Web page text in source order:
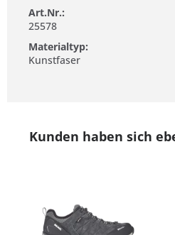
Art.Nr.:
25578
Materialtyp:
Kunstfaser
Kunden haben sich